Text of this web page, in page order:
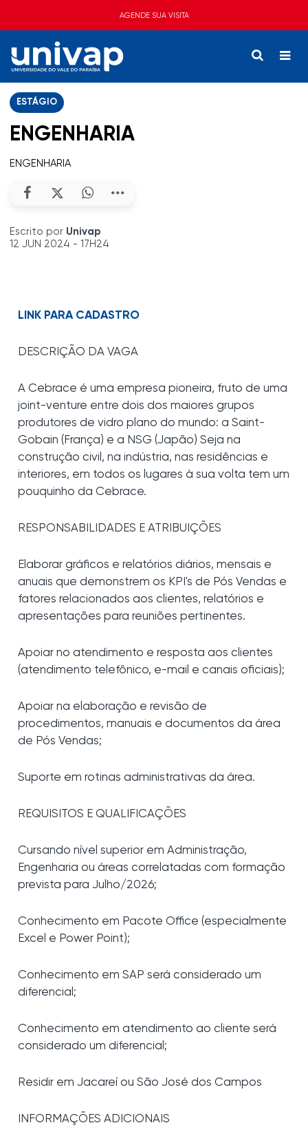
AGENDE SUA VISITA
ESTÁGIO
ENGENHARIA
ENGENHARIA
Escrito por Univap
12 JUN 2024 - 17H24
LINK PARA CADASTRO
DESCRIÇÃO DA VAGA
A Cebrace é uma empresa pioneira, fruto de uma
joint-venture entre dois dos maiores grupos
produtores de vidro plano do mundo: a Saint-
Gobain (França) e a NSG (Japão) Seja na
construção civil, na indústria, nas residências e
interiores, em todos os lugares à sua volta tem um
pouquinho da Cebrace.
RESPONSABILIDADES E ATRIBUIÇÕES
Elaborar gráficos e relatórios diários, mensais e
anuais que demonstrem os KPI's de Pós Vendas e
fatores relacionados aos clientes, relatórios e
apresentações para reuniões pertinentes.
Apoiar no atendimento e resposta aos clientes
(atendimento telefônico, e-mail e canais oficiais);
Apoiar na elaboração e revisão de
procedimentos, manuais e documentos da área
de Pós Vendas;
Suporte em rotinas administrativas da área.
REQUISITOS E QUALIFICAÇÕES
Cursando nível superior em Administração,
Engenharia ou áreas correlatadas com formação
prevista para Julho/2026;
Conhecimento em Pacote Office (especialmente
Excel e Power Point);
Conhecimento em SAP será considerado um
diferencial;
Conhecimento em atendimento ao cliente será
considerado um diferencial;
Residir em Jacareí ou São José dos Campos
INFORMAÇÕES ADICIONAIS